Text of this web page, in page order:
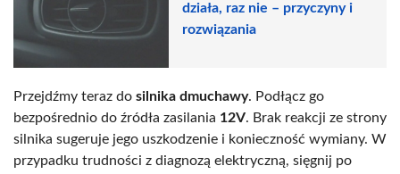
działa, raz nie – przyczyny i
rozwiązania
Przejdźmy teraz do silnika dmuchawy. Podłącz go
bezpośrednio do źródła zasilania 12V. Brak reakcji ze strony
silnika sugeruje jego uszkodzenie i konieczność wymiany. W
przypadku trudności z diagnozą elektryczną, sięgnij po